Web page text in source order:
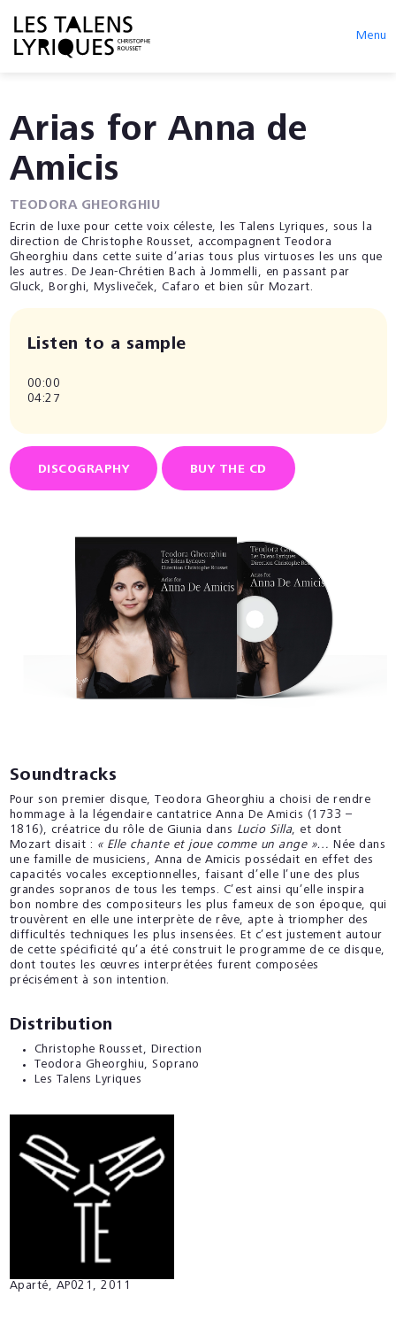
Menu
Arias for Anna de
Amicis
TEODORA GHEORGHIU
Ecrin de luxe pour cette voix céleste, les Talens Lyriques, sous la
direction de Christophe Rousset, accompagnent Teodora
Gheorghiu dans cette suite d’arias tous plus virtuoses les uns que
les autres. De Jean-Chrétien Bach à Jommelli, en passant par
Gluck, Borghi, Mysliveček, Cafaro et bien sûr Mozart.
Listen to a sample
00:00
04:27
DISCOGRAPHY BUY THE CD
Soundtracks
Pour son premier disque, Teodora Gheorghiu a choisi de rendre
hommage à la légendaire cantatrice Anna De Amicis (1733 –
1816), créatrice du rôle de Giunia dans Lucio Silla, et dont
Mozart disait : « Elle chante et joue comme un ange »… Née dans
une famille de musiciens, Anna de Amicis possédait en effet des
capacités vocales exceptionnelles, faisant d’elle l’une des plus
grandes sopranos de tous les temps. C’est ainsi qu’elle inspira
bon nombre des compositeurs les plus fameux de son époque, qui
trouvèrent en elle une interprète de rêve, apte à triompher des
difficultés techniques les plus insensées. Et c’est justement autour
de cette spécificité qu’a été construit le programme de ce disque,
dont toutes les œuvres interprétées furent composées
précisément à son intention.
Distribution
Christophe Rousset, Direction
Teodora Gheorghiu, Soprano
Les Talens Lyriques
Aparté, AP021, 2011